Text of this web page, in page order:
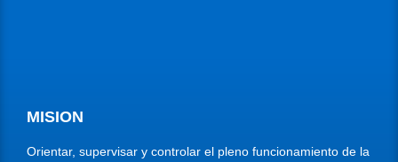
MISION
Orientar, supervisar y controlar el pleno funcionamiento de la